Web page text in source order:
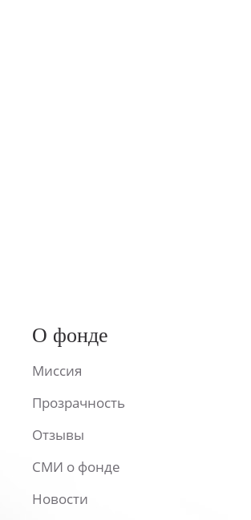
О фонде
Миссия
Прозрачность
Отзывы
СМИ о фонде
Новости